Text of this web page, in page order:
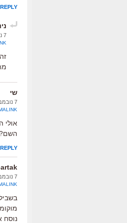
REPLY
7 נובמבר 2013 at 15:02
שי
7 נובמבר 2013 at 11:25
REPLY
7 נובמבר 2013 at 13:43